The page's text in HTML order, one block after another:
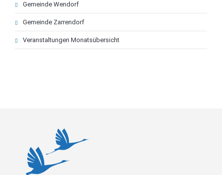
Gemeinde Wendorf
Gemeinde Zarrendorf
Veranstaltungen Monatsübersicht